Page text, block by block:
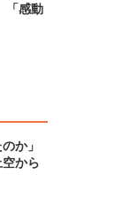
「感動
か」
から